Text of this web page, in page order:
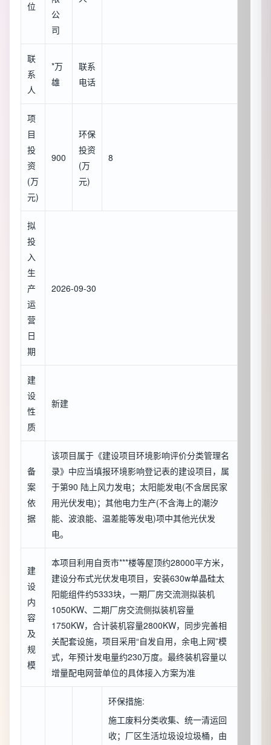
位
公
司
联
系
人
*万
雄
联系
电话
项
目
投
资
(万
元)
900
环保
投资
(万
元)
8
拟
投
入
生
产
运
营
日
期
2026-09-30
建
设
性
质
新建
备
案
依
据
该项目属于《建设项目环境影响评价分类管理名
录》中应当填报环境影响登记表的建设项目，属
于第90 陆上风力发电；太阳能发电(不含居民家
用光伏发电)；其他电力生产(不含海上的潮汐
能、波浪能、温差能等发电)项中其他光伏发
电。
建
设
内
容
及
规
模
本项目利用自贡市***楼等屋顶约28000平方米，
建设分布式光伏发电项目，安装630w单晶硅太
阳能组件约5333块，一期厂房交流测拟装机
1050KW、二期厂房交流侧拟装机容量
1750KW，合计装机容量2800KW，同步完善相
关配套设施，项目采用“自发自用，余电上网”模
式，年预计发电量约230万度。最终装机容量以
增量配电网营单位的具体接入方案为准
环保措施:
施工废料分类收集、统一清运回
收；厂区生活垃圾设垃圾桶，由